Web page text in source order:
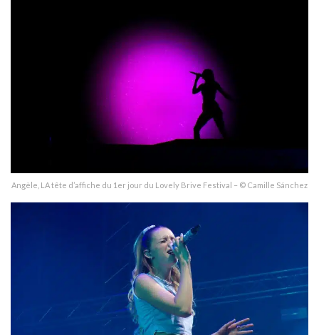
Angèle, LA tête d’affiche du 1er jour du Lovely Brive Festival – © Camille Sánchez